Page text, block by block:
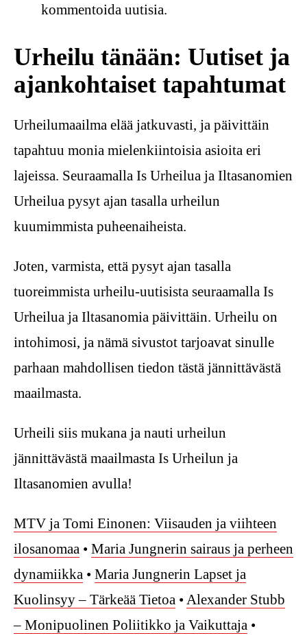
kommentoida uutisia.
Urheilu tänään: Uutiset ja
ajankohtaiset tapahtumat
Urheilumaailma elää jatkuvasti, ja päivittäin
tapahtuu monia mielenkiintoisia asioita eri
lajeissa. Seuraamalla Is Urheilua ja Iltasanomien
Urheilua pysyt ajan tasalla urheilun
kuumimmista puheenaiheista.
Joten, varmista, että pysyt ajan tasalla
tuoreimmista urheilu-uutisista seuraamalla Is
Urheilua ja Iltasanomia päivittäin. Urheilu on
intohimosi, ja nämä sivustot tarjoavat sinulle
parhaan mahdollisen tiedon tästä jännittävästä
maailmasta.
Urheili siis mukana ja nauti urheilun
jännittävästä maailmasta Is Urheilun ja
Iltasanomien avulla!
MTV ja Tomi Einonen: Viisauden ja viihteen
ilosanomaa • Maria Jungnerin sairaus ja perheen
dynamiikka • Maria Jungnerin Lapset ja
Kuolinsyy – Tärkeää Tietoa •Alexander Stubb
– Monipuolinen Poliitikko ja Vaikuttaja •